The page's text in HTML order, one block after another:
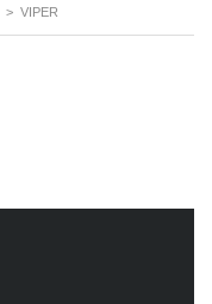
> VIPER